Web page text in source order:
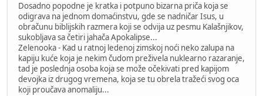
Dosadno popodne je kratka i potpuno bizarna priča koja se
odigrava na jednom domaćinstvu, gde se nadničar Isus, u
obračunu biblijskih razmera koji se odvija uz pesmu Kalašnjikov,
sukobljava sa četiri jahača Apokalipse...
Zelenooka - Kad u ratnoj ledenoj zimskoj noći neko zalupa na
kapiju kuće koja je nekim čudom preživela nuklearno razaranje,
tad je poslednja osoba koja se može očekivati pred kapijom
devojka iz drugog vremena, koja se tu obrela tražeći svog oca
koji proučava anomaliju...